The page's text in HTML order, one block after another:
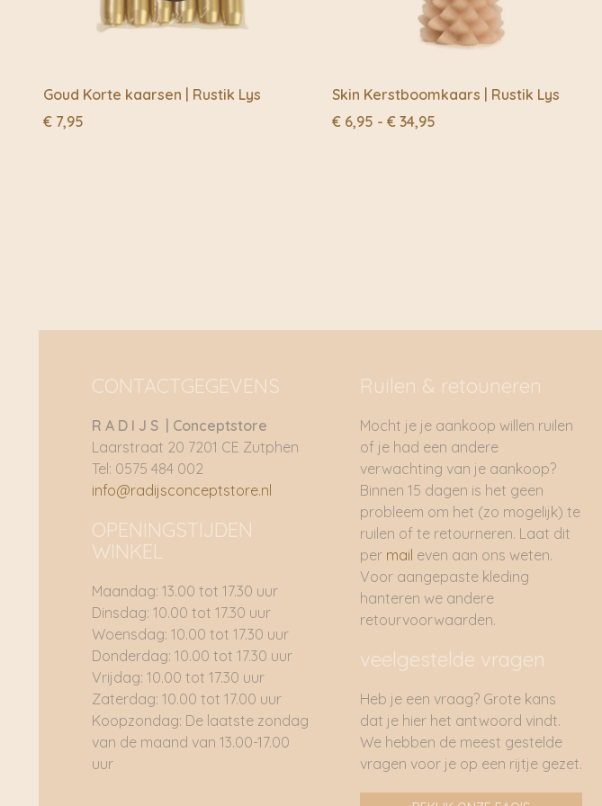
Goud Korte kaarsen | Rustik Lys
€ 7,95
Skin Kerstboomkaars | Rustik Lys
€ 6,95 - € 34,95
CONTACTGEGEVENS
R A D I J S | Conceptstore
Laarstraat 20 7201 CE Zutphen
Tel: 0575 484 002
info@radijsconceptstore.nl
OPENINGSTIJDEN
WINKEL
Maandag: 13.00 tot 17.30 uur
Dinsdag: 10.00 tot 17.30 uur
Woensdag: 10.00 tot 17.30 uur
Donderdag: 10.00 tot 17.30 uur
Vrijdag: 10.00 tot 17.30 uur
Zaterdag: 10.00 tot 17.00 uur
Koopzondag: De laatste zondag
van de maand van 13.00-17.00
uur
Ruilen & retouneren
Mocht je je aankoop willen ruilen
of je had een andere
verwachting van je aankoop?
Binnen 15 dagen is het geen
probleem om het (zo mogelijk) te
ruilen of te retourneren. Laat dit
permail even aan ons weten.
Voor aangepaste kleding
hanteren we andere
retourvoorwaarden.
veelgestelde vragen
Heb je een vraag? Grote kans
dat je hier het antwoord vindt.
We hebben de meest gestelde
vragen voor je op een rijtje gezet.